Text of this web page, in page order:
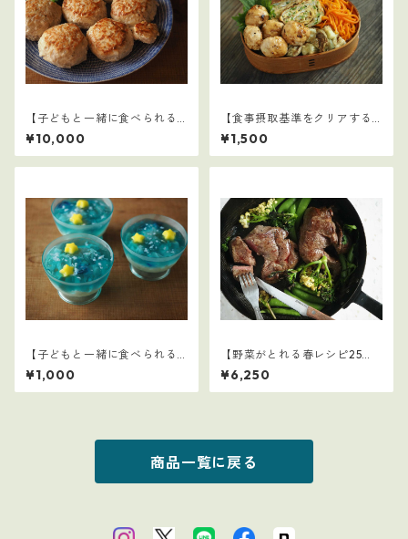
【子どもと一緒に食べられる
ごはん】1～15セット：全77レ
シピ
¥10,000
【食事摂取基準をクリアする
学童弁当（夏休み編）】1
¥1,500
【子どもと一緒に食べられる
ごはん】7
¥1,000
【野菜がとれる春レシピ25
選】4
¥6,250
商品一覧に戻る